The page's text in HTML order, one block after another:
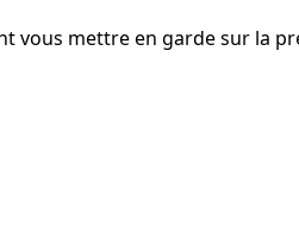
vous mettre en garde sur la